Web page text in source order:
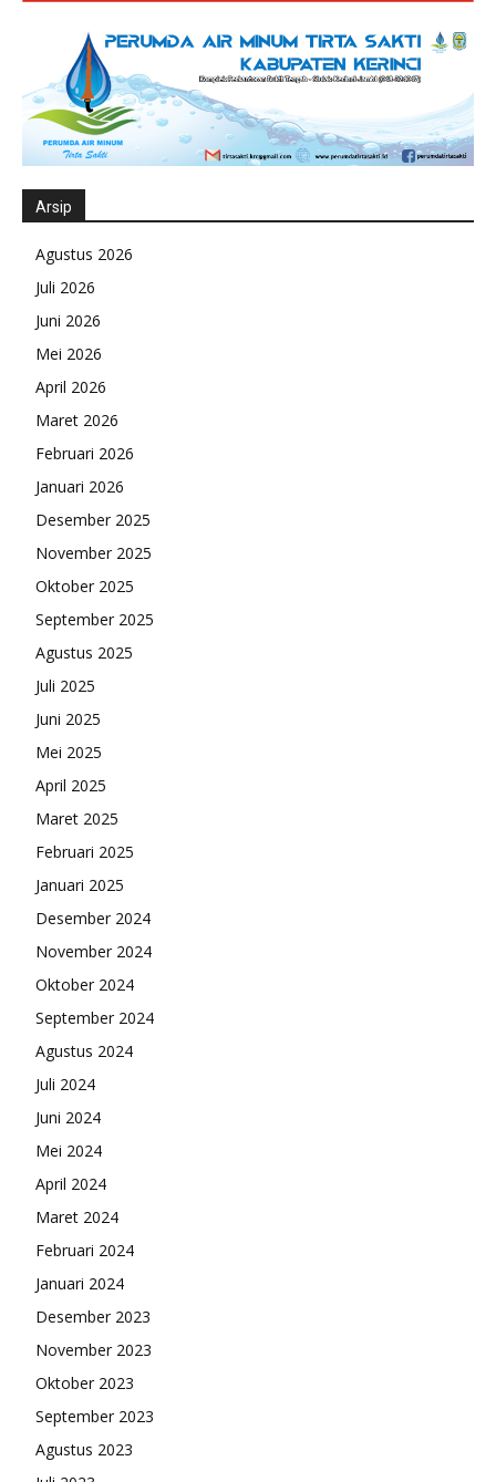
Arsip
Agustus 2026
Juli 2026
Juni 2026
Mei 2026
April 2026
Maret 2026
Februari 2026
Januari 2026
Desember 2025
November 2025
Oktober 2025
September 2025
Agustus 2025
Juli 2025
Juni 2025
Mei 2025
April 2025
Maret 2025
Februari 2025
Januari 2025
Desember 2024
November 2024
Oktober 2024
September 2024
Agustus 2024
Juli 2024
Juni 2024
Mei 2024
April 2024
Maret 2024
Februari 2024
Januari 2024
Desember 2023
November 2023
Oktober 2023
September 2023
Agustus 2023